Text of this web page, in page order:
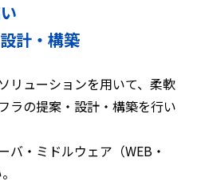
計・構築
リューションを用いて、柔軟
ラの提案・設計・構築を行い
バ・ミドルウェア（WEB・